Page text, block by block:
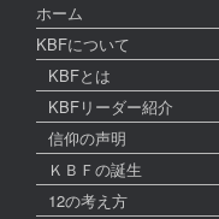
ホーム
KBFについて
KBFとは
KBFリーダー紹介
信仰の声明
ＫＢＦの誕生
12の考え方